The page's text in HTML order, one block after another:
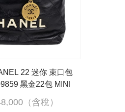
22 迷你 束口包
黑金22包 MINI
袋/購買證明
（含稅）